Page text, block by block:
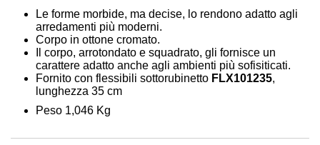
Le forme morbide, ma decise, lo rendono adatto agli
arredamenti più moderni.
Corpo in ottone cromato.
Il corpo, arrotondato e squadrato, gli fornisce un
carattere adatto anche agli ambienti più sofisiticati.
Fornito con flessibili sottorubinetto FLX101235,
lunghezza 35 cm
Peso 1,046 Kg